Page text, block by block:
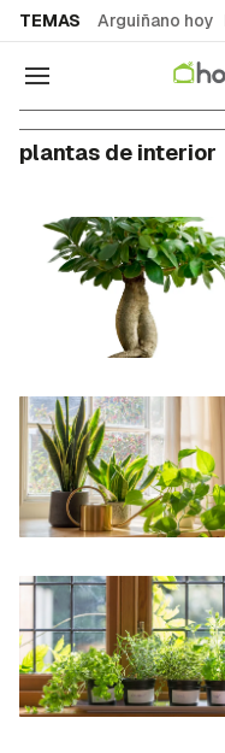
TEMAS Arguiñano hoy
Navegación
plantas de interior